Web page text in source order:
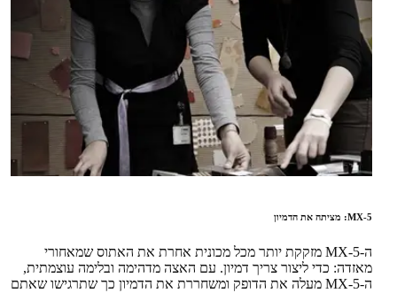
MX-5: מציתה את הדמיון
ה-MX-5 מזקקת יותר מכל מכונית אחרת את האתוס שמאחורי
מאזדה: כדי ליצור צריך דמיון. עם האצה מדהימה ובלימה עוצמתית,
ה-MX-5 מעלה את הדופק ומשחררת את הדמיון כך שתרגישו שאתם